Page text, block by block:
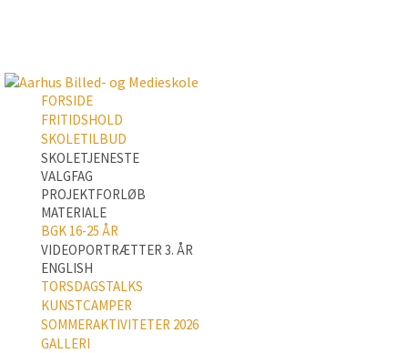
FORSIDE
FRITIDSHOLD
SKOLETILBUD
SKOLETJENESTE
VALGFAG
PROJEKTFORLØB
MATERIALE
BGK 16-25 ÅR
VIDEOPORTRÆTTER 3. ÅR
ENGLISH
TORSDAGSTALKS
KUNSTCAMPER
SOMMERAKTIVITETER 2026
GALLERI